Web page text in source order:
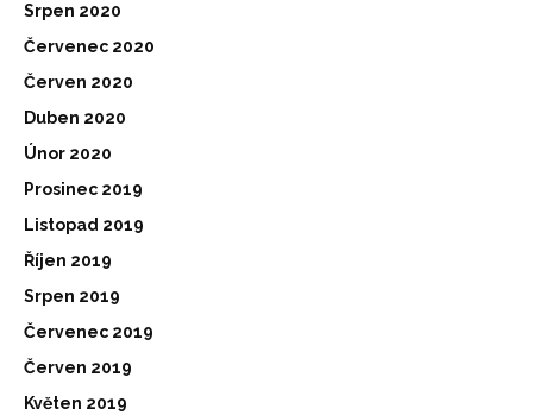
Srpen 2020
Červenec 2020
Červen 2020
Duben 2020
Únor 2020
Prosinec 2019
Listopad 2019
Říjen 2019
Srpen 2019
Červenec 2019
Červen 2019
Květen 2019